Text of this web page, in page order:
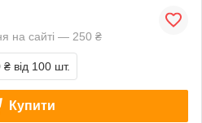
на сайті — 250 ₴
₴ від 100 шт.
Купити